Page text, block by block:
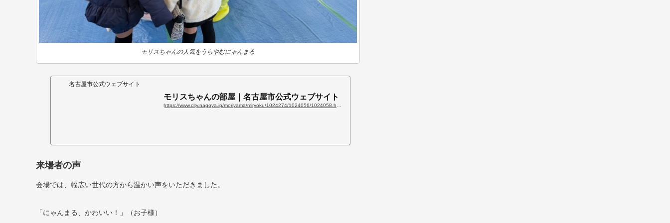
モリスちゃんの人気をうらやむにゃんまる
名古屋市公式ウェブサイト
モリスちゃんの部屋｜名古屋市公式ウェブサイト
https://www.city.nagoya.jp/moriyama/miryoku/1024274/1024056/1024058.html
来場者の声
会場では、幅広い世代の方から温かい声をいただきました。
「にゃんまる、かわいい！」（お子様）